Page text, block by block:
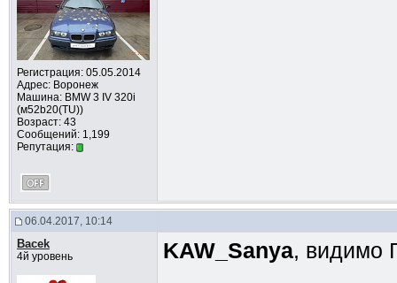
Регистрация: 05.05.2014
Адрес: Воронеж
Машина: BMW 3 IV 320i
(м52b20(TU))
Возраст: 43
Сообщений: 1,199
Репутация:
06.04.2017, 10:14
Bacek
4й уровень KAW_Sanya, видимо